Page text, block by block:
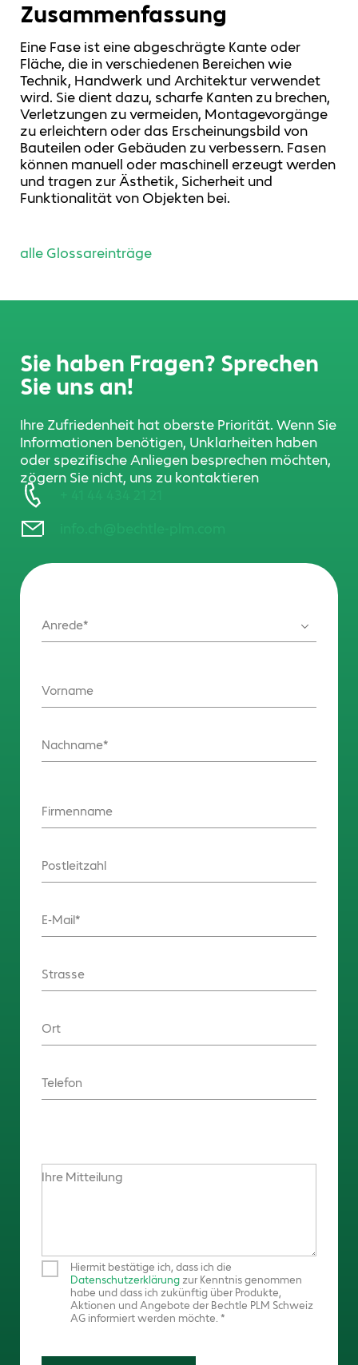
Zusammenfassung
Eine Fase ist eine abgeschrägte Kante oder
Fläche, die in verschiedenen Bereichen wie
Technik, Handwerk und Architektur verwendet
wird. Sie dient dazu, scharfe Kanten zu brechen,
Verletzungen zu vermeiden, Montagevorgänge
zu erleichtern oder das Erscheinungsbild von
Bauteilen oder Gebäuden zu verbessern. Fasen
können manuell oder maschinell erzeugt werden
und tragen zur Ästhetik, Sicherheit und
Funktionalität von Objekten bei.
alle Glossareinträge
Sie haben Fragen? Sprechen
Sie uns an!
Ihre Zufriedenheit hat oberste Priorität. Wenn Sie
Informationen benötigen, Unklarheiten haben
oder spezifische Anliegen besprechen möchten,
zögern Sie nicht, uns zu kontaktieren
Anrede
Vorname
Nachname
Firmenname
Postleitzahl
E-Mail
Strasse
Ort
Telefon
Ihre Mitteilung
Hiermit bestätige ich, dass ich die
Datenschutzerklärungzur Kenntnis genommen
habe und dass ich zukünftig über Produkte,
Aktionen und Angebote der Bechtle PLM Schweiz
AG informiert werden möchte.